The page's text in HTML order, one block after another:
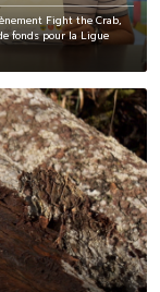
Fight the Crab,
fonds pour la Ligue